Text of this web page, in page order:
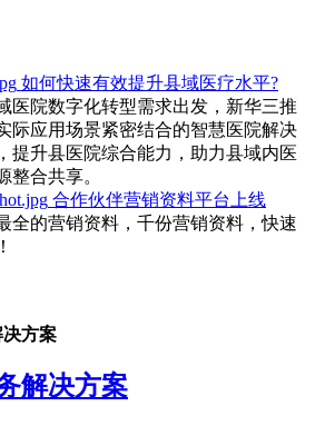
如何快速有效提升县域医疗水平?
医院数字化转型需求出发，新华三推
际应用场景紧密结合的智慧医院解决
提升县医院综合能力，助力县域内医
整合共享。
合作伙伴营销资料平台上线
全的营销资料，千份营销资料，快速
方案
解决方案